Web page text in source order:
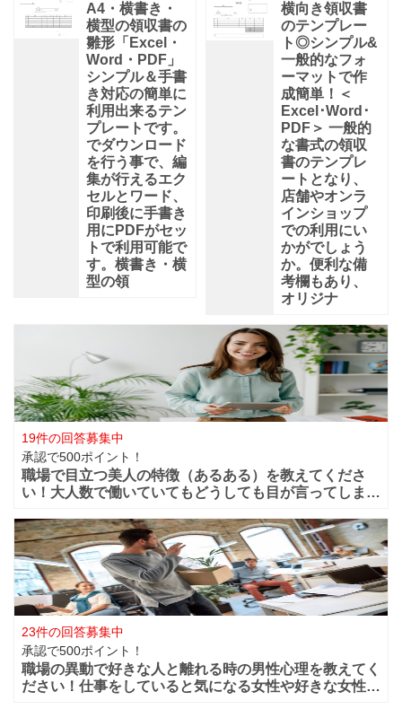
A4・横書き・
横型の領収書の
雛形「Excel・
Word・PDF」
シンプル＆手書
き対応の簡単に
利用出来るテン
プレートです。
でダウンロード
を行う事で、編
集が行えるエク
セルとワード、
印刷後に手書き
用にPDFがセッ
トで利用可能で
す。横書き・横
型の領
横向き領収書
のテンプレー
ト◎シンプル&
一般的なフォ
ーマットで作
成簡単！＜
Excel･Word･
PDF＞ 一般的
な書式の領収
書のテンプレ
ートとなり、
店舗やオンラ
インショップ
での利用にい
かがでしょう
か。便利な備
考欄もあり、
オリジナ
19件の回答募集中
承認で500ポイント！
職場で目立つ美人の特徴（あるある）を教えてくださ
い！大人数で働いていてもどうしても目が言ってしまう
ってしまうような美人は職場ではどの様な行動や特徴が
あるのでしょうか？ファッションセンスが良い
23件の回答募集中
承認で500ポイント！
職場の異動で好きな人と離れる時の男性心理を教えてく
ださい！仕事をしていると気になる女性や好きな女性な